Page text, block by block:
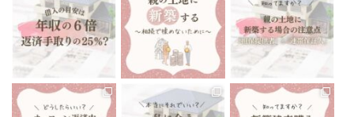
いくらまでなら住宅ローン
を組んでも大丈夫です...
12月 6
前回は親の土地に新築す
る場合の注意点で、
12月 3
親御さんが所有している
土地に家を建てる...
12月 1
tomoe_kikuchi_lifeplan tomoe_kikuchi_lifeplan tomoe_kikuchi_lifeplan